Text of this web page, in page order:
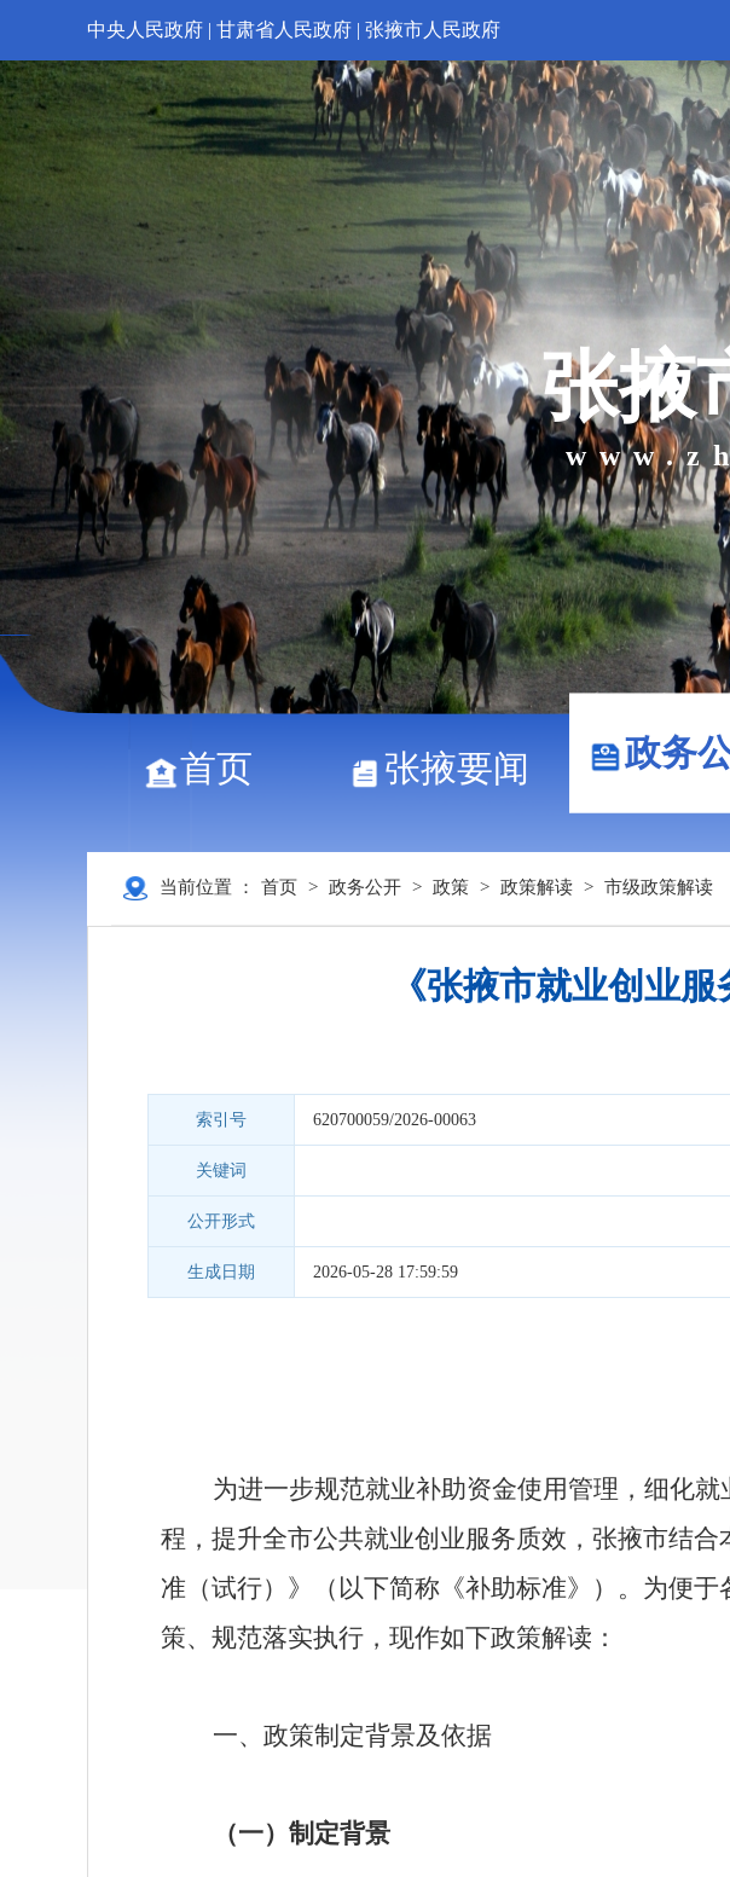
中央人民政府 | 甘肃省人民政府 | 张掖市人民政府
张掖
首页 张掖要闻 政务
当前位置 ： 首页 > 政务公开 > 政策 > 政策解读 > 市级政策解读
《张掖市就业创业
索引号 620700059/2026-00063
关键词
公开形式
生成日期 2026-05-28 17:59:59
为进一步规范就业补助资金使用管理，细化
程，提升全市公共就业创业服务质效，张掖市结
准（试行）》（以下简称《补助标准》）。为便
策、规范落实执行，现作如下政策解读：
一、政策制定背景及依据
（一）制定背景